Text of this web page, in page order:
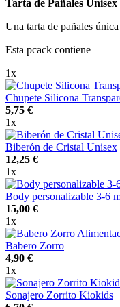
Tarta de Pañales
Una tarta de pañales
Esta pcack contiene
1x
Chupete Silicona
5,75 €
1x
Biberón de Cristal Unisex
12,25 €
1x
Body personalizable 3-6
15,00 €
1x
Babero Zorro
4,90 €
1x
Sonajero Zorrito Kiokids